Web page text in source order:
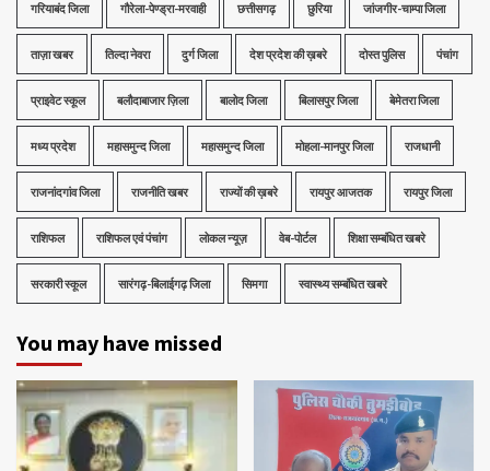
गरियाबंद जिला गौरेला-पेण्ड्रा-मरवाही छत्तीसगढ़ छुरिया जांजगीर-चाम्पा जिला
ताज़ा खबर तिल्दा नेवरा दुर्ग जिला देश प्रदेश की ख़बरे दोस्त पुलिस पंचांग
प्राइवेट स्कूल बलौदाबाजार ज़िला बालोद जिला बिलासपुर जिला बेमेतरा जिला
मध्‍य प्रदेश महासमुन्द जिला महासमुन्द जिला मोहला-मानपुर जिला राजधानी
राजनांदगांव जिला राजनीति खबर राज्यों की ख़बरे रायपुर आजतक रायपुर जिला
राशिफल राशिफल एवं पंचांग लोकल न्यूज़ वेब-पोर्टल शिक्षा सम्बंधित खबरे
सरकारी स्कूल सारंगढ़-बिलाईगढ़ जिला सिमगा स्वास्थ्य सम्बंधित खबरे
You may have missed